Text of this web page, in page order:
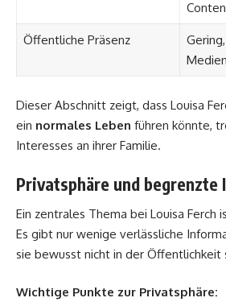
Öffentliche Präsenz
Dieser Abschnitt zeigt, dass Louisa
ein normales Leben führen könnte,
Interesses an ihrer Familie.
Privatsphäre und
Ein zentrales Thema bei Louisa Ferch
Es gibt nur wenige verlässliche
sie bewusst nicht in der Öffentlichkeit
Wichtige Punkte zur Privatsphäre: